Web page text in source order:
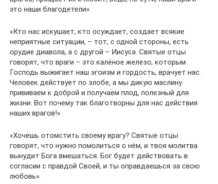
это наши благодетели».
«Кто нас искушает, кто осуждает, создает всякие
неприятные ситуации, – тот, с одной стороны, есть
орудие диавола, а с другой – Иисуса. Святые отцы
говорят, что враги – это калёное железо, которым
Господь выжигает наш эгоизм и гордость, врачует нас.
Человек действует по злобе, а мы дикую маслину
прививаем к доброй и получаем плод, полезный для
жизни. Вот почему так благотворны для нас действия
наших врагов!»
«Хочешь отомстить своему врагу? Святые отцы
говорят, что нужно помолиться о нём, и твоя молитва
вынудит Бога вмешаться. Бог будет действовать в
согласии с правдой Своей, и ты оправдаешься за свою
любовь».